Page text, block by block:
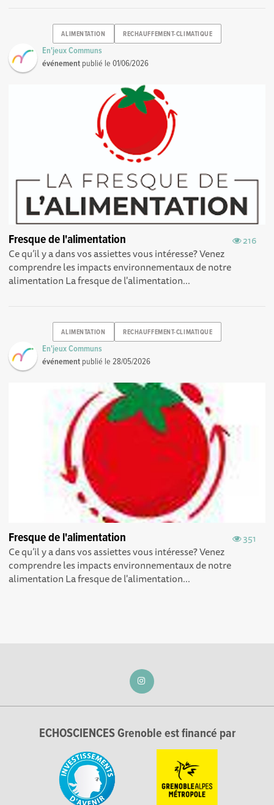
ALIMENTATION RECHAUFFEMENT-CLIMATIQUE
En'jeux Communs
événement publié le01/06/2026
216
Fresque de l'alimentation
Ce qu’il y a dans vos assiettes vous intéresse? Venez
comprendre les impacts environnementaux de notre
alimentation La fresque de l'alimentation...
ALIMENTATION RECHAUFFEMENT-CLIMATIQUE
En'jeux Communs
événement publié le28/05/2026
351
Fresque de l'alimentation
Ce qu’il y a dans vos assiettes vous intéresse? Venez
comprendre les impacts environnementaux de notre
alimentation La fresque de l'alimentation...
ECHOSCIENCES Grenoble est financé par